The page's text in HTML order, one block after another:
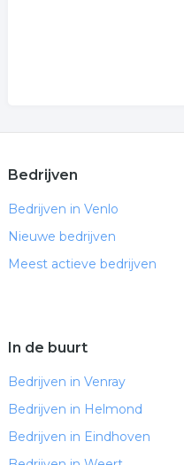
Bedrijven
Bedrijven in Venlo
Nieuwe bedrijven
Meest actieve bedrijven
In de buurt
Bedrijven in Venray
Bedrijven in Helmond
Bedrijven in Eindhoven